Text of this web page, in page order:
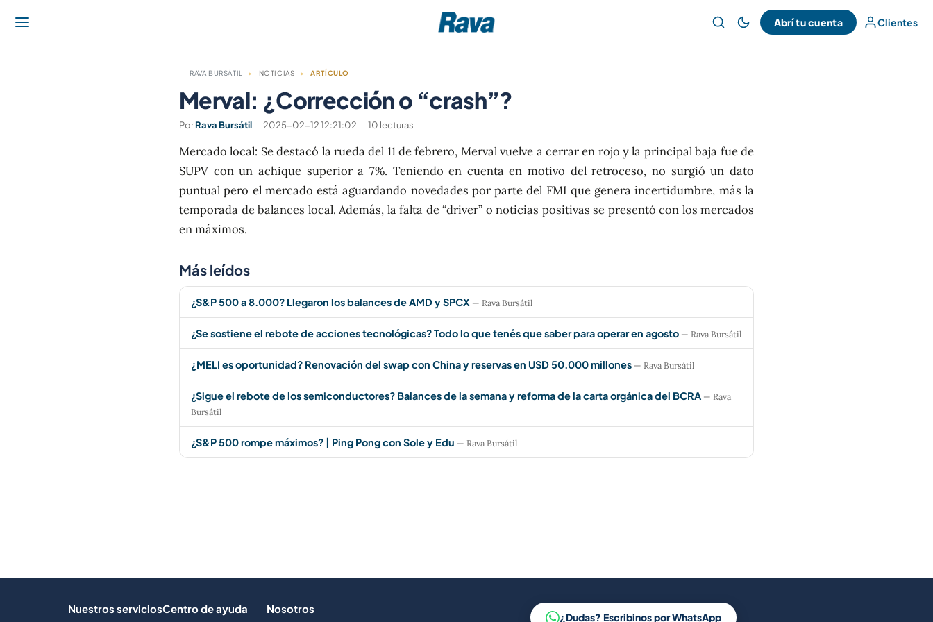
Abrí tu cuenta Clientes
RAVA BURSÁTIL ▸ NOTICIAS ▸ ARTÍCULO
Merval: ¿Corrección o “crash”?
PorRava Bursátil— 2025-02-12 12:21:02 — 10 lecturas
Mercado local: Se destacó la rueda del 11 de febrero, Merval vuelve a cerrar en rojo y la principal baja fue de
SUPV con un achique superior a 7%. Teniendo en cuenta en motivo del retroceso, no surgió un dato
puntual pero el mercado está aguardando novedades por parte del FMI que genera incertidumbre, más la
temporada de balances local. Además, la falta de “driver” o noticias positivas se presentó con los mercados
en máximos.
Más leídos
¿S&P 500 a 8.000? Llegaron los balances de AMD y SPCX — Rava Bursátil
¿Se sostiene el rebote de acciones tecnológicas? Todo lo que tenés que saber para operar en agosto — Rava Bursátil
¿MELI es oportunidad? Renovación del swap con China y reservas en USD 50.000 millones — Rava Bursátil
¿Sigue el rebote de los semiconductores? Balances de la semana y reforma de la carta orgánica del BCRA — Rava
Bursátil
¿S&P 500 rompe máximos? | Ping Pong con Sole y Edu — Rava Bursátil
Nuestros serviciosCentro de ayuda Nosotros
¿Dudas? Escribinos por WhatsApp